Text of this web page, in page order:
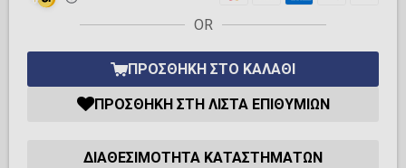
OR
ΠΡΟΣΘΉΚΗ ΣΤΟ ΚΑΛΆΘΙ
ΠΡΟΣΘΉΚΗ ΣΤΗ ΛΊΣΤΑ ΕΠΙΘΥΜΙΏΝ
ΔΙΑΘΕΣΙΜΌΤΗΤΑ ΚΑΤΑΣΤΗΜΆΤΩΝ